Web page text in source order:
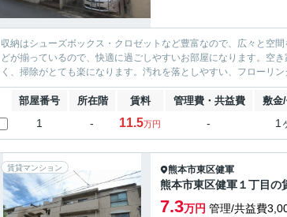
収納はシューズボックス・クロゼットなど豊富なので、広々と空
どが揃っているので、快適に過ごしやすいお部屋になります。空
く、掃除がとても楽になります。汚れを落としやすい、フローリ
部屋番号 所在階 賃料 管理費・共益費 敷金
1 - 11.5万円 - 1
賃貸マンション 熊本市東区健軍
熊本市東区健軍１丁目の
7.3万円 管理/共益費